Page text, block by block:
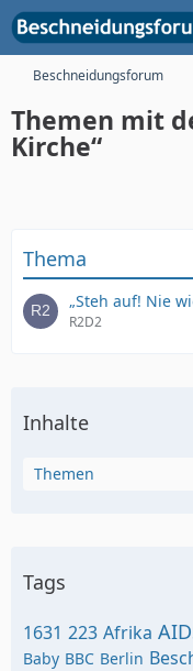
Beschneidungsforum
Themen mit
Kirche“
Thema
„Steh auf! Nie
R2D2
Inhalte
Themen
Tags
1631 223 Afrika
Baby BBC Berlin